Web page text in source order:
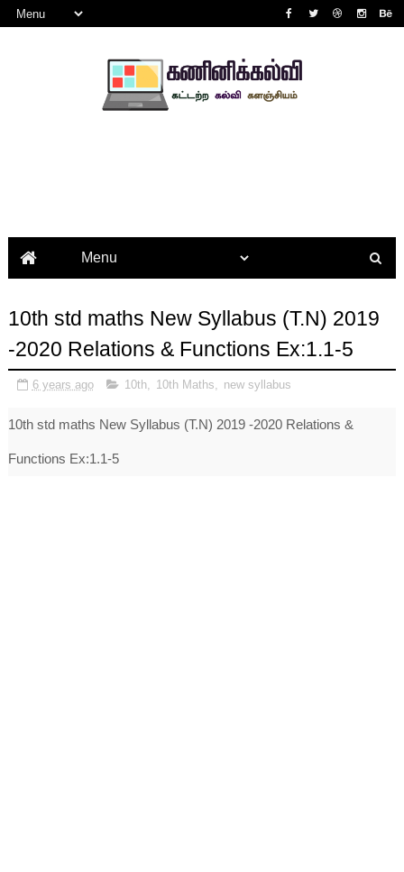
10th std maths New Syllabus (T.N) 2019
-2020 Relations & Functions Ex:1.1-5
6 years ago 10th, 10th Maths new syllabus
10th std maths New Syllabus (T.N) 2019 -2020 Relations &
Functions Ex:1.1-5